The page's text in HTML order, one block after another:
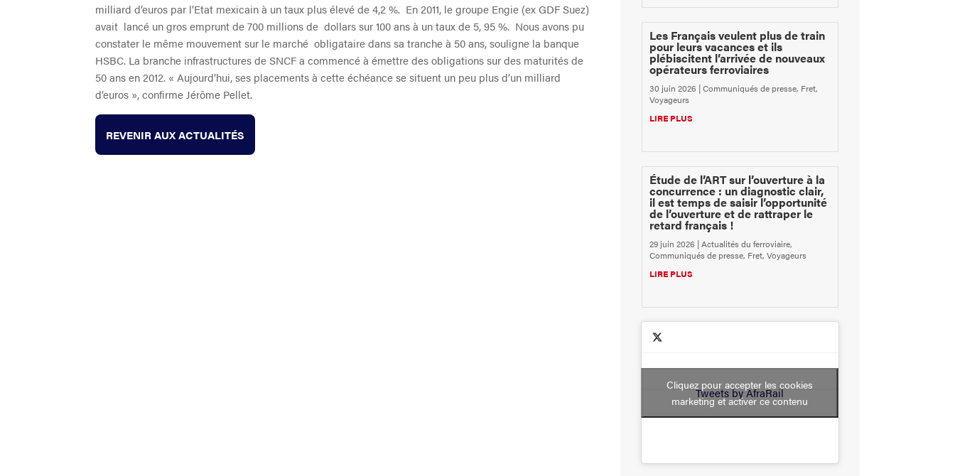
milliard d’euros par l’Etat mexicain à un taux plus élevé de 4,2 %. En 2011, le groupe Engie (ex GDF Suez)
avait lancé un gros emprunt de 700 millions de dollars sur 100 ans à un taux de 5, 95 %. Nous avons pu
constater le même mouvement sur le marché obligataire dans sa tranche à 50 ans, souligne la banque
HSBC. La branche infrastructures de SNCF a commencé à émettre des obligations sur des maturités de
50 ans en 2012. « Aujourd’hui, ses placements à cette échéance se situent un peu plus d’un milliard
d’euros », confirme Jérôme Pellet.
REVENIR AUX ACTUALITÉS
Les Français veulent plus de train
pour leurs vacances et ils
plébiscitent l’arrivée de nouveaux
opérateurs ferroviaires
30 juin 2026 |Communiqués de presse, Fret,
Voyageurs
LIRE PLUS
Étude de l’ART sur l’ouverture à la
concurrence : un diagnostic clair,
il est temps de saisir l’opportunité
de l’ouverture et de rattraper le
retard français !
29 juin 2026 |Actualités du ferroviaire,
Communiqués de presse, Fret, Voyageurs
LIRE PLUS
Tweets by AfraRail
Cliquez pour accepter les cookies
marketing et activer ce contenu